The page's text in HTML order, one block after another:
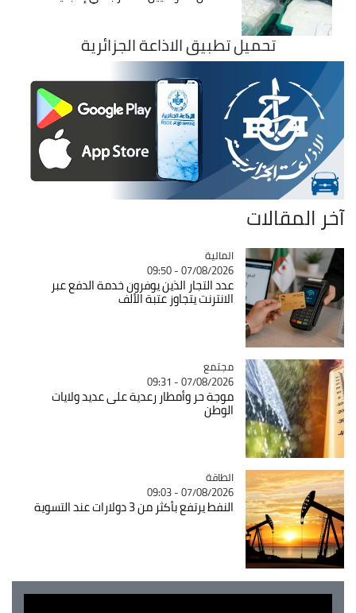
تحميل تطبيق الاذاعة الجزائرية
آخر المقالات
Catégorie
المالية
07/08/2026 - 09:50
عدد التجار الذين يوفرون خدمة الدفع عبر
الانترنت يتجاوز عتبة الألف
Catégorie
مجتمع
07/08/2026 - 09:31
موجة حر وأمطار رعدية على عديد ولايات
الوطن
Catégorie
الطاقة
07/08/2026 - 09:03
النفط يرتفع بأكثر من 3 دولارات عند التسوية